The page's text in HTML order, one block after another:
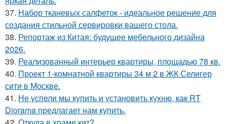
37. Набор тканевых салфеток - идеальное решение для
создания стильной сервировки вашего стола.
38. Репортаж из Китая: будущее мебельного дизайна
2026.
39. Реализованный интерьер квартиры, площадью 78 кв.
40. Проект 1-комнатной квартиры 34 м 2 в ЖК Селигер
сити в Москве.
41. Не успели мы купить и установить кухню, как RT
Diorama предлагает нам купить.